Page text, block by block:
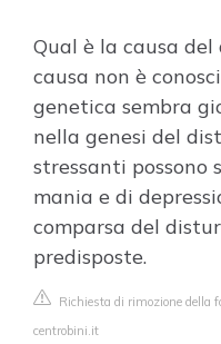
Qual è la causa
causa non è
genetica sembra
nella genesi del
stressanti possono
mania e di
comparsa del
predisposte.
Richiesta di rimozione della
centrobini.it